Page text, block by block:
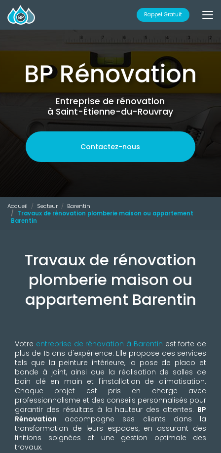
au
contenu
principal
Rappel Gratuit
Entreprise de rénovation
à Saint-Étienne-du-Rouvray
Contactez-nous
Accueil Secteur
Barentin
Travaux de rénovation plomberie maison ou appartement
Barentin
Travaux de rénovation
plomberie maison ou
appartement Barentin
Votre entreprise de rénovation à Barentin est forte de
plus de 15 ans d'expérience. Elle propose des services
tels que la peinture intérieure, la pose de placo et
bande à joint, ainsi que la réalisation de salles de
bain clé en main et l'installation de climatisation.
Chaque projet est pris en charge avec
professionnalisme et des conseils personnalisés pour
garantir des résultats à la hauteur des attentes. BP
Rénovation accompagne ses clients dans la
transformation de leurs espaces, en assurant des
finitions soignées et une gestion optimale des
travaux.